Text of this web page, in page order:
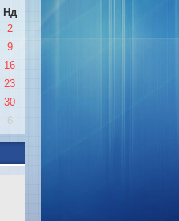
Нд
2
9
16
23
30
6